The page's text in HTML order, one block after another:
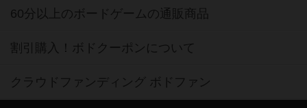
60分以上のボードゲームの通販商品
割引購入！ボドクーポンについて
クラウドファンディング ボドファン